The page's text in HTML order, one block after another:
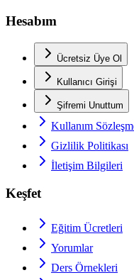
Hesabım
Ücretsiz Üye Ol
Kullanıcı Girişi
Şifremi Unuttum
Kullanım
Gizlilik Politikası
İletişim Bilgileri
Keşfet
Eğitim Ücretleri
Yorumlar
Ders Örnekleri